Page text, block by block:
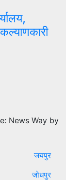
News Way by
जयपुर
जोधपुर